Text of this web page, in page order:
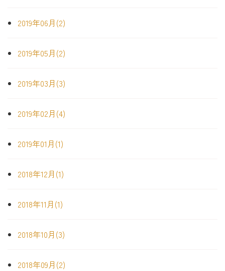
2019年06月(2)
2019年05月(2)
2019年03月(3)
2019年02月(4)
2019年01月(1)
2018年12月(1)
2018年11月(1)
2018年10月(3)
2018年09月(2)